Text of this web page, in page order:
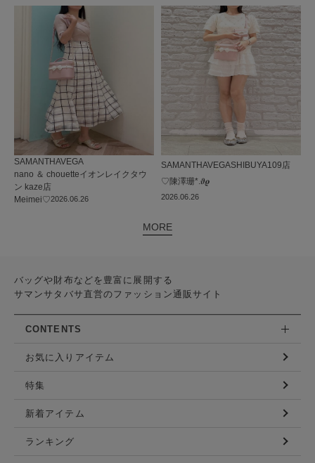
2026.06.26
SAMANTHAVEGA
nano ＆ chouetteイオンレイクタウ
ン kaze店
Meimei♡
2026.06.26
SAMANTHAVEGASHIBUYA109店
♡陳澤珊*.𝝑𝝔
MORE
バッグや財布などを豊富に展開する
サマンサタバサ直営のファッション通販サイト
CONTENTS
お気に入りアイテム
特集
新着アイテム
ランキング